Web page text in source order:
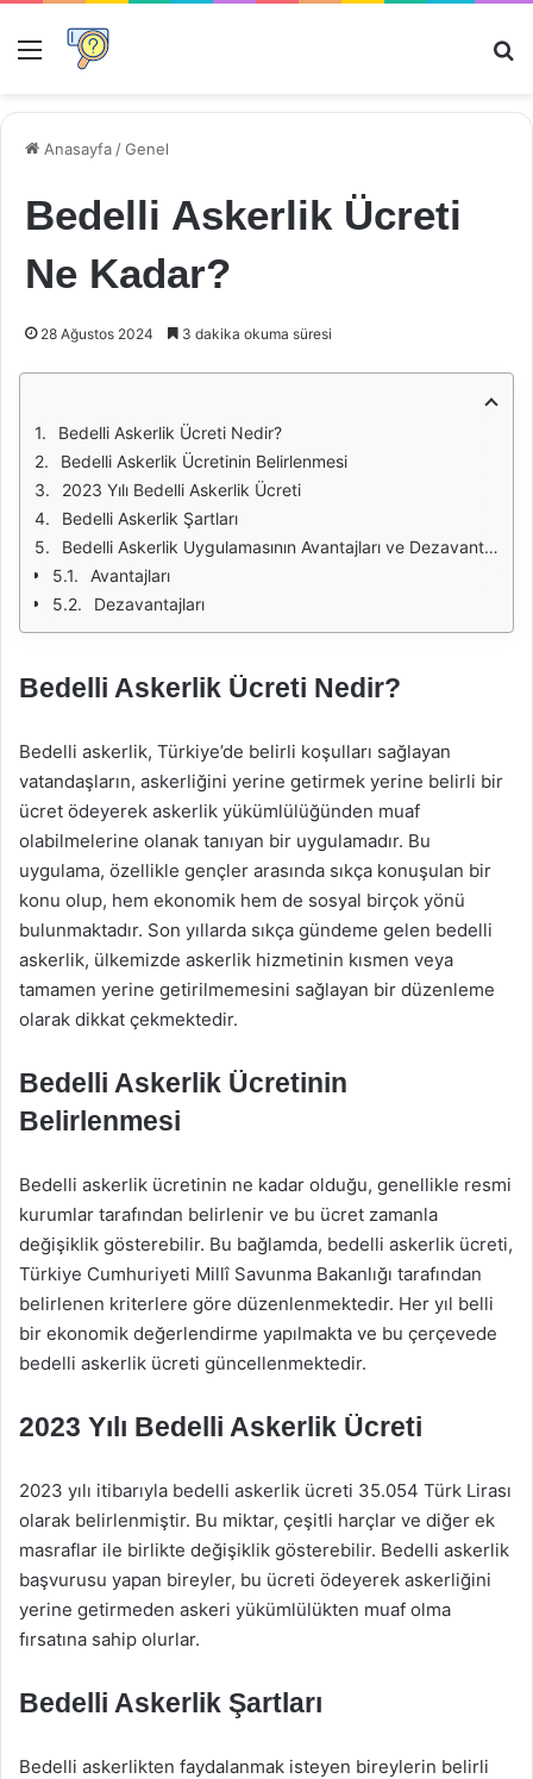
Menü
Anasayfa /Genel
Bedelli Askerlik Ücreti
Ne Kadar?
28 Ağustos 2024 3 dakika okuma süresi
Bedelli Askerlik Ücreti Nedir?
Bedelli Askerlik Ücretinin Belirlenmesi
2023 Yılı Bedelli Askerlik Ücreti
Bedelli Askerlik Şartları
Bedelli Askerlik Uygulamasının Avantajları ve Dezavantajları
Avantajları
Dezavantajları
Bedelli Askerlik Ücreti Nedir?
Bedelli askerlik, Türkiye’de belirli koşulları sağlayan
vatandaşların, askerliğini yerine getirmek yerine belirli bir
ücret ödeyerek askerlik yükümlülüğünden muaf
olabilmelerine olanak tanıyan bir uygulamadır. Bu
uygulama, özellikle gençler arasında sıkça konuşulan bir
konu olup, hem ekonomik hem de sosyal birçok yönü
bulunmaktadır. Son yıllarda sıkça gündeme gelen bedelli
askerlik, ülkemizde askerlik hizmetinin kısmen veya
tamamen yerine getirilmemesini sağlayan bir düzenleme
olarak dikkat çekmektedir.
Bedelli Askerlik Ücretinin
Belirlenmesi
Bedelli askerlik ücretinin ne kadar olduğu, genellikle resmi
kurumlar tarafından belirlenir ve bu ücret zamanla
değişiklik gösterebilir. Bu bağlamda, bedelli askerlik ücreti,
Türkiye Cumhuriyeti Millî Savunma Bakanlığı tarafından
belirlenen kriterlere göre düzenlenmektedir. Her yıl belli
bir ekonomik değerlendirme yapılmakta ve bu çerçevede
bedelli askerlik ücreti güncellenmektedir.
2023 Yılı Bedelli Askerlik Ücreti
2023 yılı itibarıyla bedelli askerlik ücreti 35.054 Türk Lirası
olarak belirlenmiştir. Bu miktar, çeşitli harçlar ve diğer ek
masraflar ile birlikte değişiklik gösterebilir. Bedelli askerlik
başvurusu yapan bireyler, bu ücreti ödeyerek askerliğini
yerine getirmeden askeri yükümlülükten muaf olma
fırsatına sahip olurlar.
Bedelli Askerlik Şartları
Bedelli askerlikten faydalanmak isteyen bireylerin belirli